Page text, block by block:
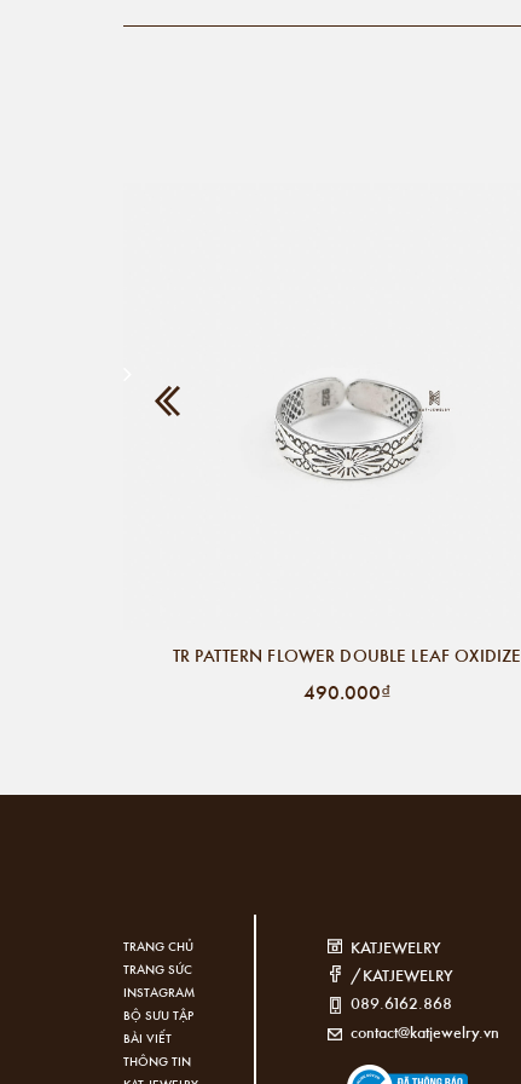
TR PATTERN FLOWER DOUBLE LEAF OXIDIZE
490.000₫
TRANG CHỦ
TRANG SỨC
INSTAGRAM
BỘ SƯU TẬP
BÀI VIẾT
THÔNG TIN
KATJEWELRY
/KATJEWELRY
089.6162.868
contact@katjewelry.vn